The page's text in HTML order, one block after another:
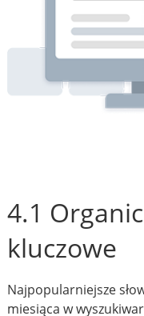
4.1
kluczowe
Najpopularniejsze
miesiąca w